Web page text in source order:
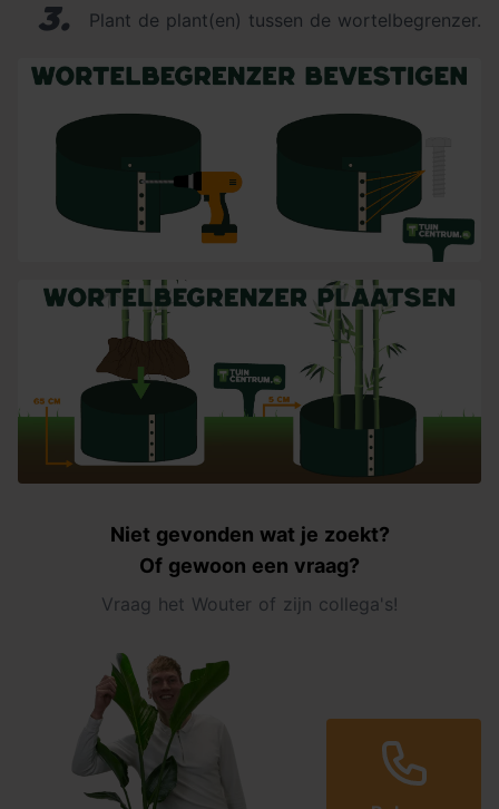
3. Plant de plant(en) tussen de wortelbegrenzer.
Niet gevonden wat je zoekt?
Of gewoon een vraag?
Vraag het Wouter of zijn collega's!